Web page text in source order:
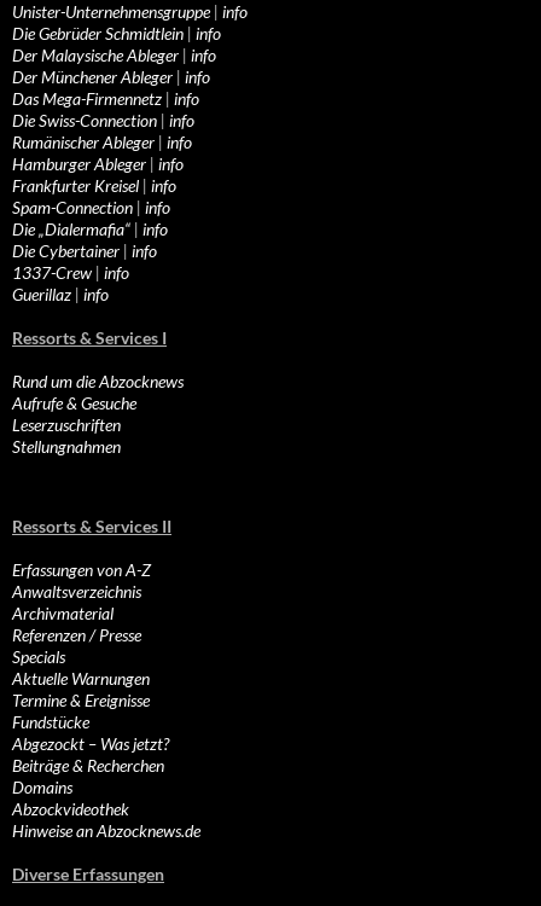
Unister-Unternehmensgruppe| info
Die Gebrüder Schmidtlein | info
Der Malaysische Ableger | info
Der Münchener Ableger | info
Das Mega-Firmennetz | info
Die Swiss-Connection | info
Rumänischer Ableger | info
Hamburger Ableger | info
Frankfurter Kreisel | info
Spam-Connection | info
Die „Dialermafia“ | info
Die Cybertainer | info
1337-Crew | info
Guerillaz | info
Ressorts & Services I
Rund um die Abzocknews
Aufrufe & Gesuche
Leserzuschriften
Stellungnahmen
Ressorts & Services II
Erfassungen von A-Z
Anwaltsverzeichnis
Archivmaterial
Referenzen / Presse
Specials
Aktuelle Warnungen
Termine & Ereignisse
Fundstücke
Abgezockt – Was jetzt?
Beiträge & Recherchen
Domains
Abzockvideothek
Hinweise an Abzocknews.de
Diverse Erfassungen